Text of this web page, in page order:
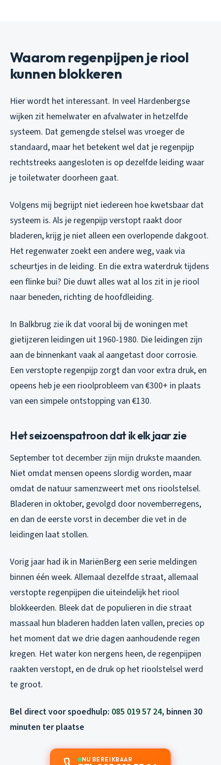
Waarom regenpijpen je riool
kunnen blokkeren
Hier wordt het interessant. In veel Hardenbergse
wijken zit hemelwater en afvalwater in hetzelfde
systeem. Dat gemengde stelsel was vroeger de
standaard, maar het betekent wel dat je regenpijp
rechtstreeks aangesloten is op dezelfde leiding waar
je toiletwater doorheen gaat.
Volgens mij begrijpt niet iedereen hoe kwetsbaar dat
systeem is. Als je regenpijp verstopt raakt door
bladeren, krijg je niet alleen een overlopende dakgoot.
Het regenwater zoekt een andere weg, vaak via
scheurtjes in de leiding. En die extra waterdruk tijdens
een flinke bui? Die duwt alles wat al los zit in je riool
naar beneden, richting de hoofdleiding.
In Balkbrug zie ik dat vooral bij de woningen met
gietijzeren leidingen uit 1960-1980. Die leidingen zijn
aan de binnenkant vaak al aangetast door corrosie.
Een verstopte regenpijp zorgt dan voor extra druk, en
opeens heb je een rioolprobleem van €300+ in plaats
van een simpele ontstopping van €130.
Het seizoenspatroon dat ik elk jaar zie
September tot december zijn mijn drukste maanden.
Niet omdat mensen opeens slordig worden, maar
omdat de natuur samenzweert met ons rioolstelsel.
Bladeren in oktober, gevolgd door novemberregens,
en dan de eerste vorst in december die vet in de
leidingen laat stollen.
Vorig jaar had ik in MariënBerg een serie meldingen
binnen één week. Allemaal dezelfde straat, allemaal
verstopte regenpijpen die uiteindelijk het riool
blokkeerden. Bleek dat de populieren in die straat
massaal hun bladeren hadden laten vallen, precies op
het moment dat we drie dagen aanhoudende regen
kregen. Het water kon nergens heen, de regenpijpen
raakten verstopt, en de druk op het rioolstelsel werd
te groot.
Bel direct voor spoedhulp: 085 019 57 24, binnen 30
minuten ter plaatse
NU BEREIKBAAR